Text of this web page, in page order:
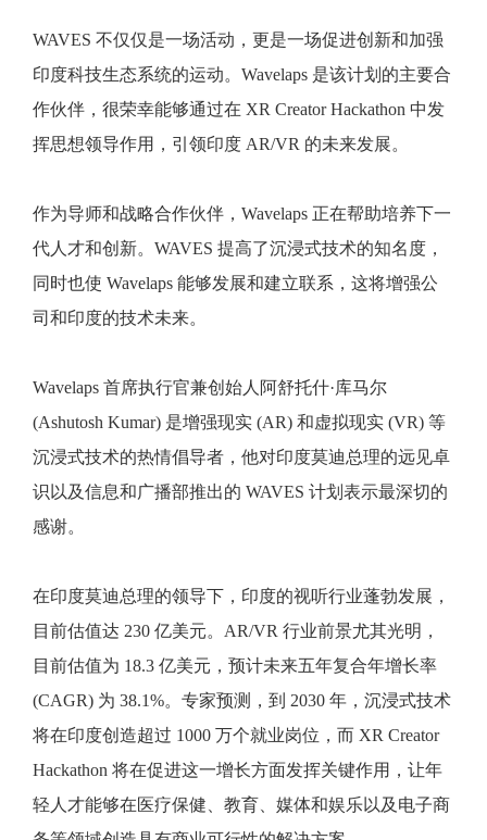
WAVES 不仅仅是一场活动，更是一场促进创新和加强
印度科技生态系统的运动。Wavelaps 是该计划的主要合
作伙伴，很荣幸能够通过在 XR Creator Hackathon 中发
挥思想领导作用，引领印度 AR/VR 的未来发展。
作为导师和战略合作伙伴，Wavelaps 正在帮助培养下一
代人才和创新。WAVES 提高了沉浸式技术的知名度，
同时也使 Wavelaps 能够发展和建立联系，这将增强公
司和印度的技术未来。
Wavelaps 首席执行官兼创始人阿舒托什·库马尔
(Ashutosh Kumar) 是增强现实 (AR) 和虚拟现实 (VR) 等
沉浸式技术的热情倡导者，他对印度莫迪总理的远见卓
识以及信息和广播部推出的 WAVES 计划表示最深切的
感谢。
在印度莫迪总理的领导下，印度的视听行业蓬勃发展，
目前估值达 230 亿美元。AR/VR 行业前景尤其光明，
目前估值为 18.3 亿美元，预计未来五年复合年增长率
(CAGR) 为 38.1%。专家预测，到 2030 年，沉浸式技术
将在印度创造超过 1000 万个就业岗位，而 XR Creator
Hackathon 将在促进这一增长方面发挥关键作用，让年
轻人才能够在医疗保健、教育、媒体和娱乐以及电子商